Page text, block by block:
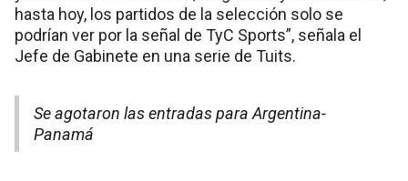
hasta hoy, los partidos de la selección solo se
podrían ver por la señal de TyC Sports”, señala el
Jefe de Gabinete en una serie de Tuits.
Se agotaron las entradas para Argentina-
Panamá